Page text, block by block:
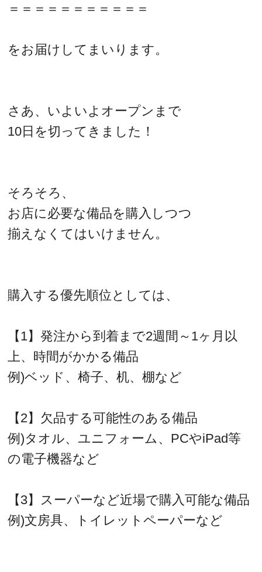
＝＝＝＝＝＝＝＝＝＝＝
をお届けしてまいります。
さあ、いよいよオープンまで
10日を切ってきました！
そろそろ、
お店に必要な備品を購入しつつ
揃えなくてはいけません。
購入する優先順位としては、
【1】発注から到着まで2週間～1ヶ月以
上、時間がかかる備品
例)ベッド、椅子、机、棚など
【2】欠品する可能性のある備品
例)タオル、ユニフォーム、PCやiPad等
の電子機器など
【3】スーパーなど近場で購入可能な備品
例)文房具、トイレットペーパーなど